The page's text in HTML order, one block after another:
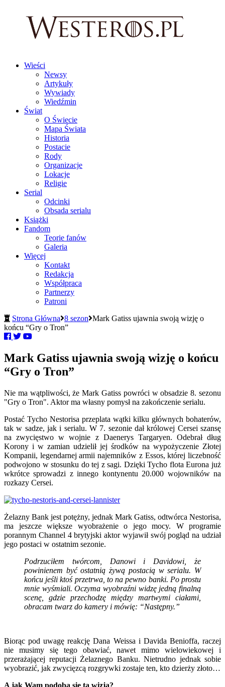
Wieści
Newsy
Artykuły
Wywiady
Wiedźmin
Świat
O Świecie
Mapa Świata
Historia
Postacie
Rody
Organizacje
Lokacje
Religie
Serial
Odcinki
Obsada serialu
Książki
Fandom
Teorie fanów
Galeria
Więcej
Kontakt
Redakcja
Współpraca
Partnerzy
Patroni
Strona Główna 8 sezon Mark Gatiss ujawnia swoją wizję o
końcu “Gry o Tron”
Mark Gatiss ujawnia swoją wizję o końcu
“Gry o Tron”
Nie ma wątpliwości, że Mark Gatiss powróci w obsadzie 8. sezonu
"Gry o Tron". Aktor ma własny pomysł na zakończenie serialu.
Postać Tycho Nestorisa przeplata wątki kilku głównych bohaterów,
tak w sadze, jak i serialu. W 7. sezonie dał królowej Cersei szansę
na zwycięstwo w wojnie z Daenerys Targaryen. Odebrał dług
Korony i w zamian udzielił jej środków na wypożyczenie Złotej
Kompanii, legendarnej armii najemników z Essos, której liczebność
podwojono w stosunku do tej z sagi. Dzięki Tycho flota Eurona już
wkrótce sprowadzi z innego kontynentu 20.000 wojowników na
rozkazy Cersei.
Żelazny Bank jest potężny, jednak Mark Gatiss, odtwórca Nestorisa,
ma jeszcze większe wyobrażenie o jego mocy. W programie
porannym Channel 4 brytyjski aktor wyjawił swój pogląd na udział
jego postaci w ostatnim sezonie.
Podrzuciłem twórcom, Danowi i Davidowi, że
powinienem być ostatnią żywą postacią w serialu. W
końcu jeśli ktoś przetrwa, to na pewno banki. Po prostu
mnie wyśmiali. Oczyma wyobraźni widzę jedną finalną
scenę, gdzie przechodzę między martwymi ciałami,
obracam twarz do kamery i mówię: “Następny.”
Biorąc pod uwagę reakcję Dana Weissa i Davida Benioffa, raczej
nie musimy się tego obawiać, nawet mimo wielowiekowej i
przerażającej reputacji Żelaznego Banku. Nietrudno jednak sobie
wyobrazić, jak zwycięzcą rozgrywki zostaje ten, kto dzierży złoto…